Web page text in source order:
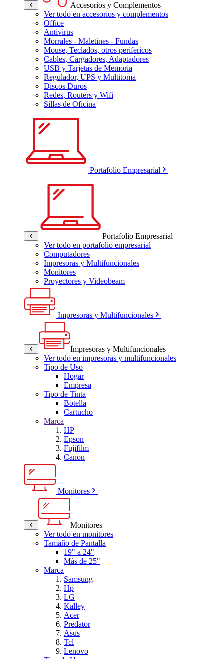
Accesorios y Complementos
Ver todo en accesorios y complementos
Office
Antivirus
Morrales - Maletines - Fundas
Mouse, Teclados, otros perifericos
Cables, Cargadores, Adaptadores
USB y Tarjetas de Memoria
Regulador, UPS y Multitoma
Discos Duros
Redes, Routers y Wifi
Sillas de Oficina
Portafolio Empresarial
Portafolio Empresarial
Ver todo en portafolio empresarial
Computadores
Impresoras y Multifuncionales
Monitores
Proyectores y Videobeam
Impresoras y Multifuncionales
Impresoras y Multifuncionales
Ver todo en impresoras y multifuncionales
Tipo de Uso
Hogar
Empresa
Tipo de Tinta
Botella
Cartucho
Marca
HP
Epson
Fujifilm
Canon
Monitores
Monitores
Ver todo en monitores
Tamaño de Pantalla
19" a 24"
Más de 25"
Marca
Samsung
Hp
LG
Kalley
Acer
Predator
Asus
Tcl
Lenovo